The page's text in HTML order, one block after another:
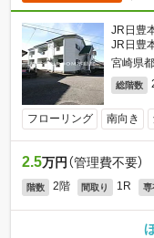
JR日豊
JR日豊
宮崎県
総階数
フローリング 南向き
2.5万円 （管理費不要）
階数 2階 間取り 1R 専